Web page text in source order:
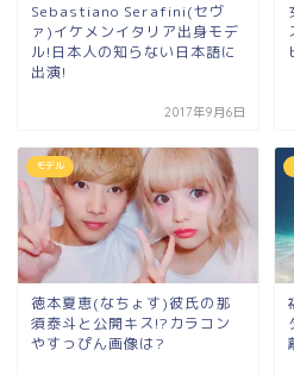
Sebastiano Serafini(セヴ
ァ)イケメンイタリア出身モデ
ル!日本人の知らない日本語に
出演!
2017年9月6日
モデル
徳本夏恵(なちょす)彼氏の那
須泰斗と公開キス!?カラコン
やすっぴん画像は?